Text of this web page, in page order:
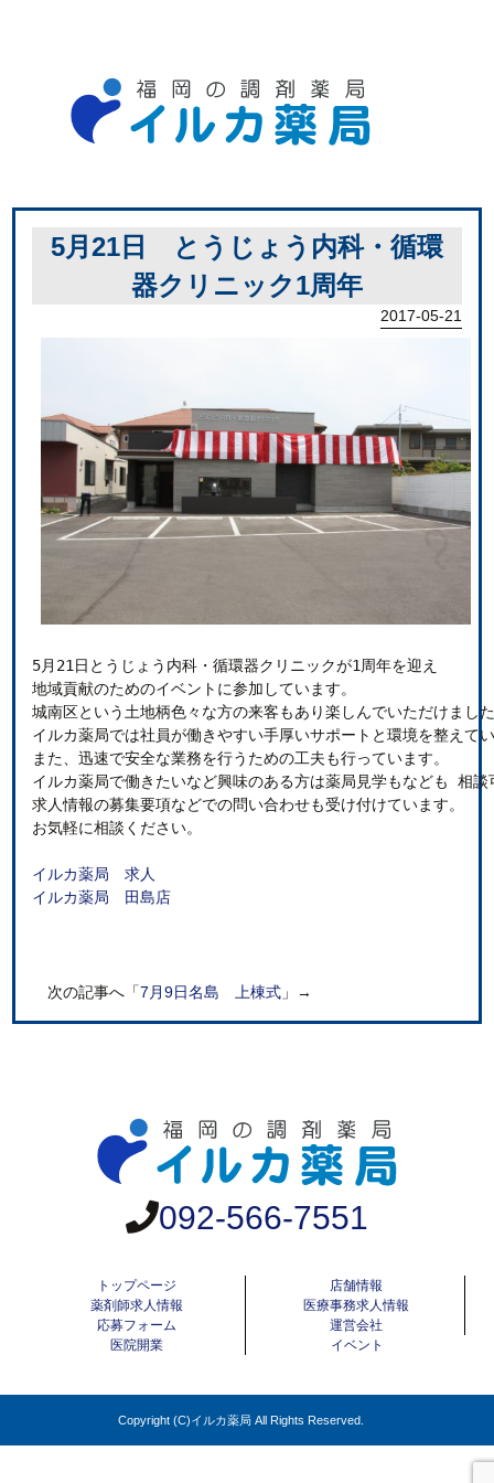
5月21日 とうじょう内科・循環
器クリニック1周年
2017-05-21
5月21日とうじょう内科・循環器クリニックが1周年を迎え
地域貢献のためのイベントに参加しています。
城南区という土地柄色々な方の来客もあり楽しんでいただけまし
イルカ薬局では社員が働きやすい手厚いサポートと環境を整えて
また、迅速で安全な業務を行うための工夫も行っています。
イルカ薬局で働きたいなど興味のある方は薬局見学もなども 相談
求人情報の募集要項などでの問い合わせも受け付けています。
お気軽に相談ください。
イルカ薬局　求人
イルカ薬局　田島店
次の記事へ「7月9日名島 上棟式 」→
092-566-7551
トップページ
店舗情報
薬剤師求人情報
医療事務求人情報
応募フォーム
運営会社
医院開業
イベント
Copyright (C)イルカ薬局 All Rights Reserved.